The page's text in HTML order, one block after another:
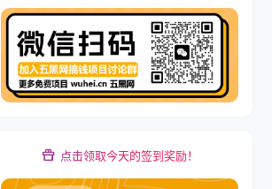
点击领取今天的签到奖励！